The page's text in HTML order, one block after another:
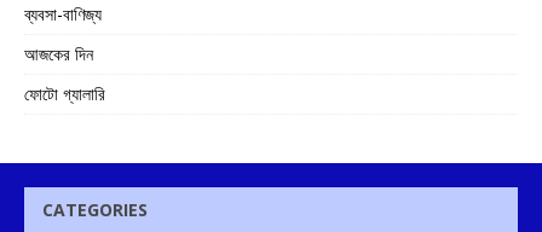
ব্যবসা-বাণিজ্য
আজকের দিন
ফোটো গ্যালারি
CATEGORIES